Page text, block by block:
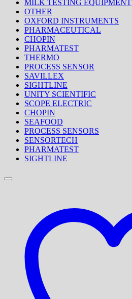
MILK TESTING EQUIPMENT
OTHER
OXFORD INSTRUMENTS
PHARMACEUTICAL
CHOPIN
PHARMATEST
THERMO
PROCESS SENSOR
SAVILLEX
SIGHTLINE
UNITY SCIENTIFIC
SCOPE ELECTRIC
CHOPIN
SEAFOOD
PROCESS SENSORS
SENSORTECH
PHARMATEST
SIGHTLINE